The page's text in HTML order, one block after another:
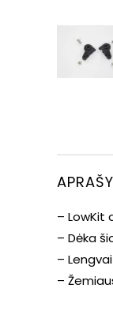
– LowKit
– Dėka
–
–